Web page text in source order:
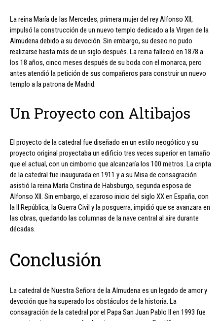
La reina María de las Mercedes, primera mujer del rey Alfonso XII,
impulsó la construcción de un nuevo templo dedicado a la Virgen de la
Almudena debido a su devoción. Sin embargo, su deseo no pudo
realizarse hasta más de un siglo después. La reina falleció en 1878 a
los 18 años, cinco meses después de su boda con el monarca, pero
antes atendió la petición de sus compañeros para construir un nuevo
templo a la patrona de Madrid.
Un Proyecto con Altibajos
El proyecto de la catedral fue diseñado en un estilo neogótico y su
proyecto original proyectaba un edificio tres veces superior en tamaño
que el actual, con un cimborrio que alcanzaría los 100 metros. La cripta
de la catedral fue inaugurada en 1911 y a su Misa de consagración
asistió la reina María Cristina de Habsburgo, segunda esposa de
Alfonso XII. Sin embargo, el azaroso inicio del siglo XX en España, con
la II República, la Guerra Civil y la posguerra, impidió que se avanzara en
las obras, quedando las columnas de la nave central al aire durante
décadas.
Conclusión
La catedral de Nuestra Señora de la Almudena es un legado de amor y
devoción que ha superado los obstáculos de la historia. La
consagración de la catedral por el Papa San Juan Pablo II en 1993 fue